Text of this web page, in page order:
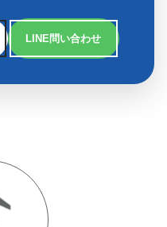
LINE問い合わせ